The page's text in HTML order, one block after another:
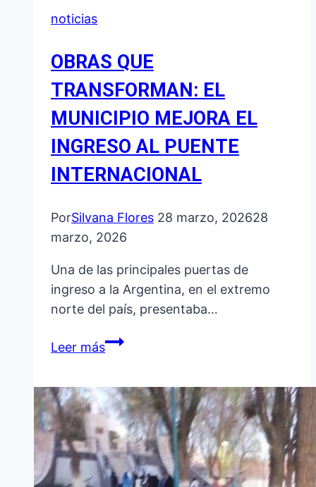
noticias
OBRAS QUE
TRANSFORMAN: EL
MUNICIPIO MEJORA EL
INGRESO AL PUENTE
INTERNACIONAL
PorSilvana Flores 28 marzo, 202628
marzo, 2026
Una de las principales puertas de
ingreso a la Argentina, en el extremo
norte del país, presentaba…
Leer másOBRAS
EL
MUNICIPIO
MEJORA
EL
INGRESO